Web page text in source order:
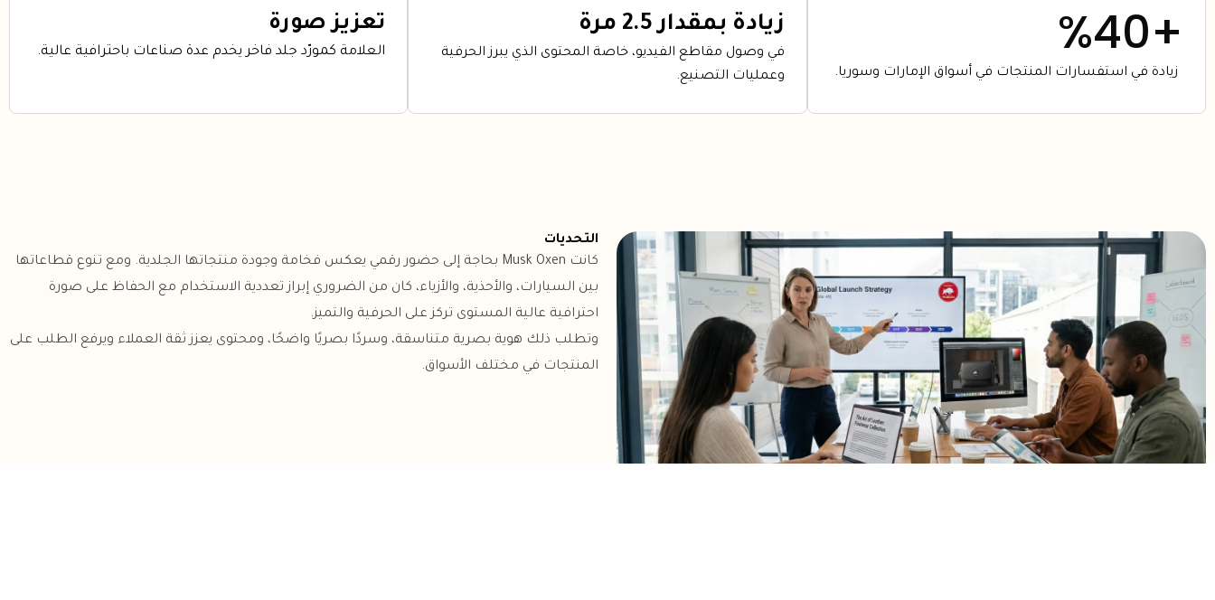
زيادة في استفسارات المنتجات في أسواق الإمارات وسوريا.
+
40
% زيادة بمقدار 2.5 مرة
في وصول مقاطع الفيديو، خاصة المحتوى الذي يبرز الحرفية
وعمليات التصنيع.
تعزيز صورة
العلامة كمورّد جلد فاخر يخدم عدة صناعات باحترافية عالية.
التحديات
كانت Musk Oxen بحاجة إلى حضور رقمي يعكس فخامة وجودة منتجاتها الجلدية. ومع تنوع قطاعاتها
بين السيارات، والأحذية، والأزياء، كان من الضروري إبراز تعددية الاستخدام مع الحفاظ على صورة
احترافية عالية المستوى تركز على الحرفية والتميز.
وتطلب ذلك هوية بصرية متناسقة، وسردًا بصريًا واضحًا، ومحتوى يعزز ثقة العملاء ويرفع الطلب على
المنتجات في مختلف الأسواق.